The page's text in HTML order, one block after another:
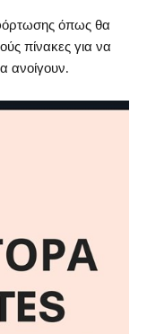
όπως θα
πίνακες για να
ανοίγουν.